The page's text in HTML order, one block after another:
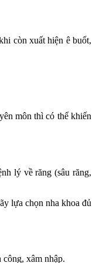
còn xuất hiện ê buốt,
môn thì có thể khiến
lý về răng (sâu răng,
lựa chọn nha khoa đủ
xâm nhập.